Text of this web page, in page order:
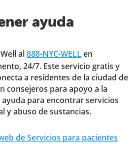
ayuda
al888-NYC-WELLen
24/7. Este servicio gratis y
a residentes de la ciudad de
consejeros para apoyo a la
para encontrar servicios
y abuso de sustancias.
de Servicios para pacientes